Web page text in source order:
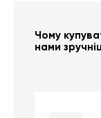
Чому
нами